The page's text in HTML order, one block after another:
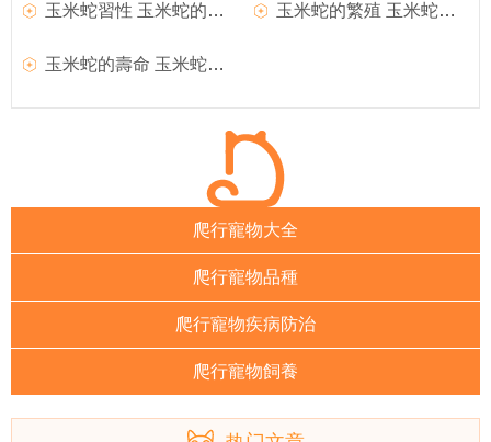
玉米蛇習性 玉米蛇的習性是喜歡獨居生活 玉米蛇的繁殖 玉米蛇的繁殖需要注意的事項
玉米蛇的壽命 玉米蛇壽命一般在14到20年左右
爬行寵物大全
爬行寵物品種
爬行寵物疾病防治
爬行寵物飼養